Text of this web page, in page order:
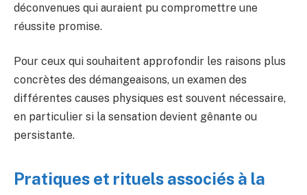
déconvenues qui auraient pu compromettre une
réussite promise.
Pour ceux qui souhaitent approfondir les raisons plus
concrètes des démangeaisons, un examen des
différentes causes physiques est souvent nécessaire,
en particulier si la sensation devient gênante ou
persistante.
Pratiques et rituels associés à la